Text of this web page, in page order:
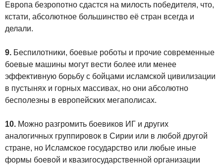
Европа безропотно сдастся на милость победителя, что,
кстати, абсолютное большинство её стран всегда и
делали.
9. Беспилотники, боевые роботы и прочие современные
боевые машины могут вести более или менее
эффективную борьбу с бойцами исламской цивилизации
в пустынях и горных массивах, но они абсолютно
бесполезны в европейских мегаполисах.
10. Можно разгромить боевиков ИГ и других
аналогичных группировок в Сирии или в любой другой
стране, но Исламское государство или любые иные
формы боевой и квазигосударственной организации